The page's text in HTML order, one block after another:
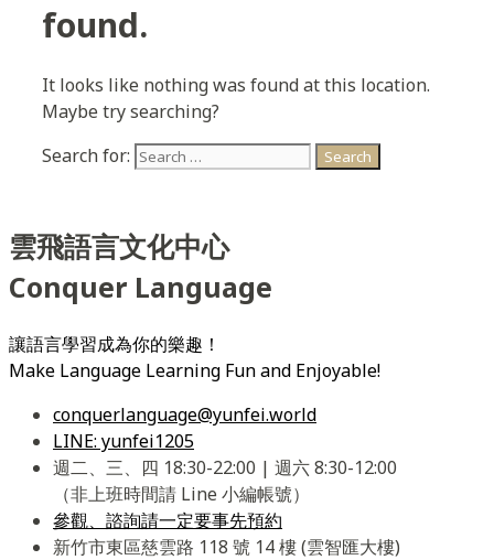
found.
It looks like nothing was found at this location.
Maybe try searching?
Search for:
雲飛語言文化中心
Conquer Language
讓語言學習成為你的樂趣！
Make Language Learning Fun and Enjoyable!
conquerlanguage@yunfei.world
LINE: yunfei1205
週二、三、四 18:30-22:00 | 週六 8:30-12:00
（非上班時間請 Line 小編帳號）
參觀、諮詢請一定要事先預約
新竹市東區慈雲路 118 號 14 樓 (雲智匯大樓)